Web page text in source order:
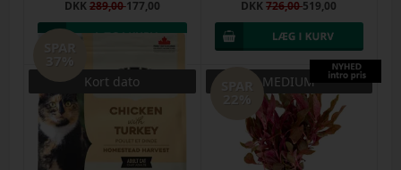
DKK289,00177,00 DKK726,00519,00
Kort dato MEDIUM